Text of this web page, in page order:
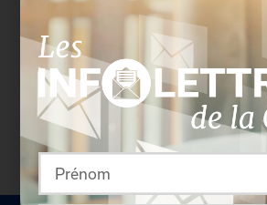
Les entreprises membres peuvent
version plus détaillée du
sécurisé.Connectez-vous
afin de
profil complet des entreprises
coordonnées des délégués
pas membre? N'attendez plus et